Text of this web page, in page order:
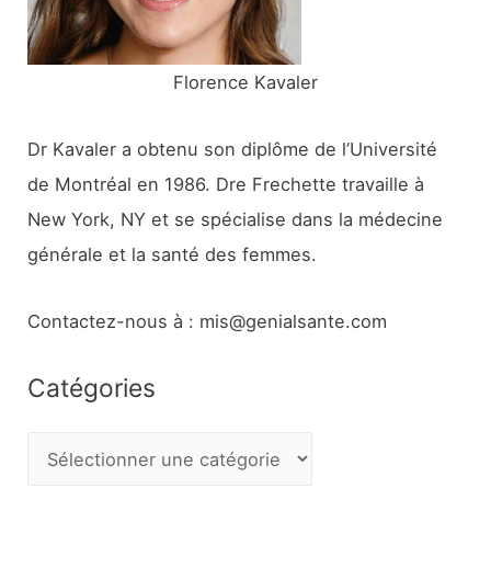
:
Florence Kavaler
Dr Kavaler a obtenu son diplôme de l’Université
de Montréal en 1986. Dre Frechette travaille à
New York, NY et se spécialise dans la médecine
générale et la santé des femmes.
Contactez-nous à : mis@genialsante.com
Catégories